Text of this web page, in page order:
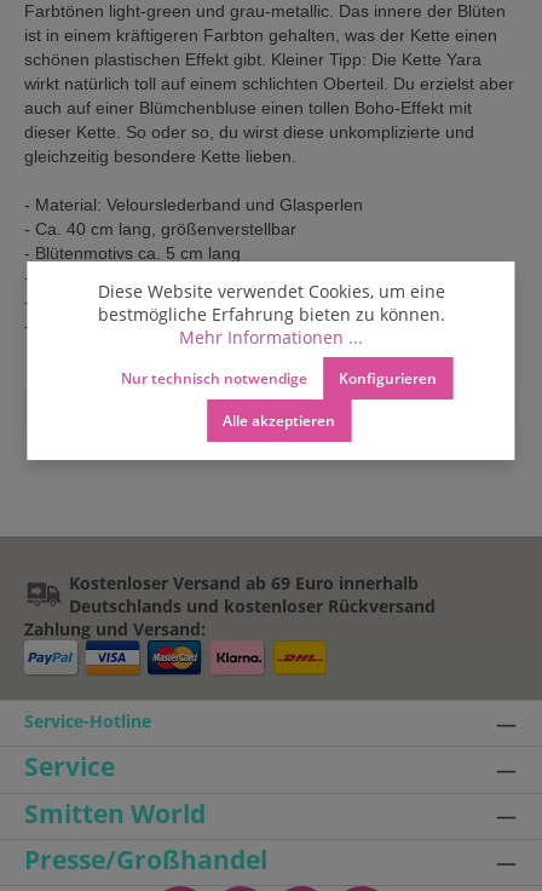
Farbtönen light-green und grau-metallic. Das innere der Blüten
ist in einem kräftigeren Farbton gehalten, was der Kette einen
schönen plastischen Effekt gibt. Kleiner Tipp: Die Kette Yara
wirkt natürlich toll auf einem schlichten Oberteil. Du erzielst aber
auch auf einer Blümchenbluse einen tollen Boho-Effekt mit
dieser Kette. So oder so, du wirst diese unkomplizierte und
gleichzeitig besondere Kette lieben.
- Material: Velourslederband und Glasperlen
- Ca. 40 cm lang, größenverstellbar
- Blütenmotivs ca. 5 cm lang
- Mit niedlichen Perlen am Ende der verstellbaren Schnüre
- Mit Smitten-Charm
- Handarbeit aus Thailand
silber
Kostenloser Versand ab 69 Euro innerhalb
Deutschlands und kostenloser Rückversand
Zahlung und Versand:
Service-Hotline
Service
Smitten World
Presse/Großhandel
Diese Website verwendet Cookies, um eine
bestmögliche Erfahrung bieten zu können.
Mehr Informationen ...
Nur technisch notwendige Konfigurieren
Alle akzeptieren